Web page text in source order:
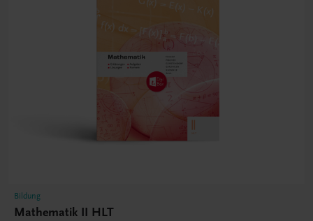
Bildung
Mathematik II HLT